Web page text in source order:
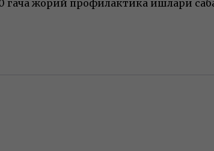
жорий профилактика ишлари